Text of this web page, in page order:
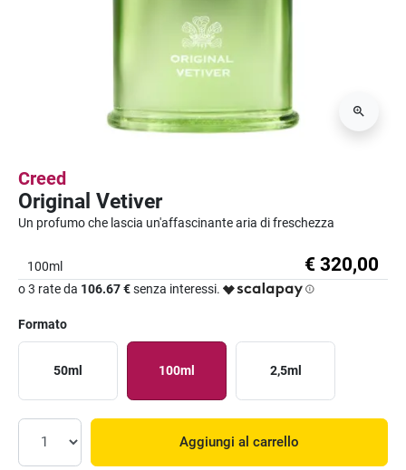
Creed
Original Vetiver
Un profumo che lascia un'affascinante aria di freschezza
100ml € 320,00
o 3 rate da 106.67 €senza interessi.
Formato
50ml 100ml 2,5ml
Aggiungi al carrello